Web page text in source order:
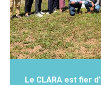
Le CLARA est fier